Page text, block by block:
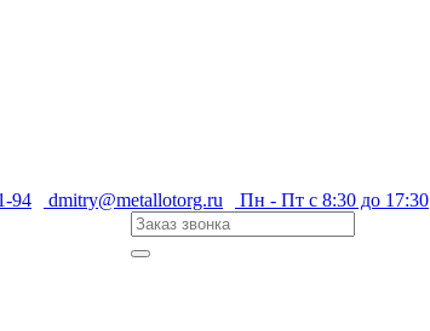
94 dmitry@metallotorg.ru Пн - Пт с 8:30 до 17:30